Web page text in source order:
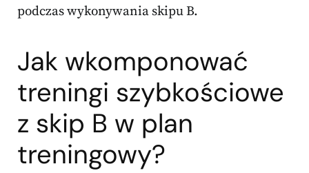
podczas wykonywania skipu B.
Jak wkomponować
treningi szybkościowe
z skip B w plan
treningowy?